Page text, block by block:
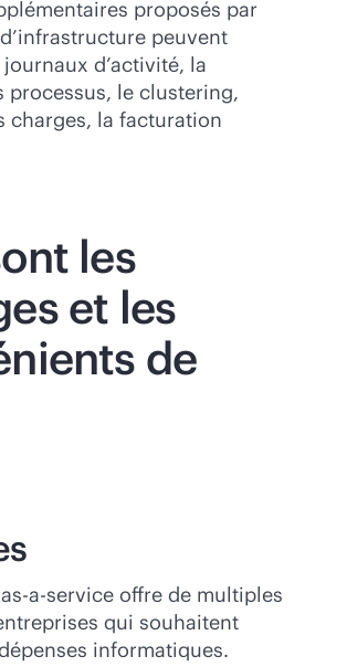
proposés par
peuvent
d’activité, la
processus, le clustering,
charges, la facturation
les
et les
de
as-a-service offre de multiples
qui souhaitent
informatiques.